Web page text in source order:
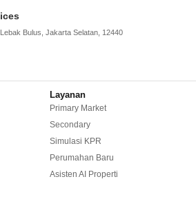
Bulus, Jakarta Selatan, 12440
Layanan
Primary Market
Secondary
Simulasi KPR
Perumahan Baru
Asisten AI Properti